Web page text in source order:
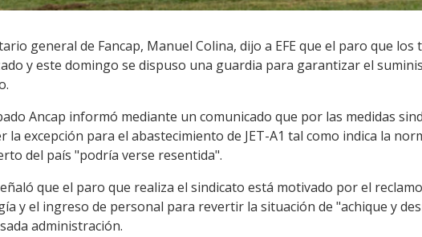
general de Fancap, Manuel Colina, dijo a EFE que el paro que
y este domingo se dispuso una guardia para garantizar el
Ancap informó mediante un comunicado que por las medidas
la excepción para el abastecimiento de JET-A1 tal como indica la
del país "podría verse resentida".
que el paro que realiza el sindicato está motivado por el
y el ingreso de personal para revertir la situación de "achique y
administración.